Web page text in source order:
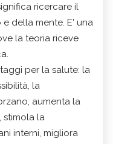
ricercare il
della mente. E' una
la teoria riceve
per la salute: la
la
aumenta la
stimola la
interni, migliora